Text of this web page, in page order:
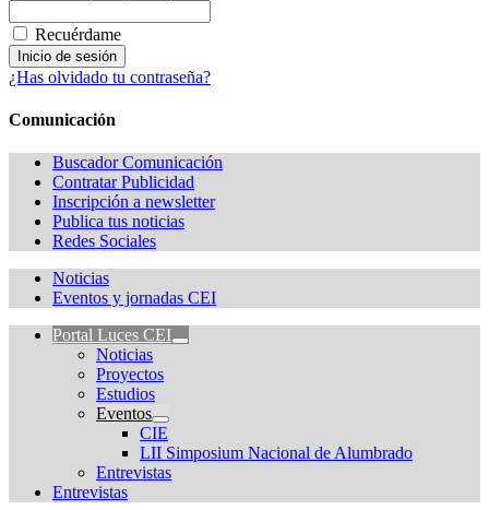
Recuérdame
¿Has olvidado tu contraseña?
Comunicación
Buscador Comunicación
Contratar Publicidad
Inscripción a newsletter
Publica tus noticias
Redes Sociales
Noticias
Eventos y jornadas CEI
Portal Luces CEI
Noticias
Proyectos
Estudios
Eventos
CIE
LII Simposium Nacional de Alumbrado
Entrevistas
Entrevistas